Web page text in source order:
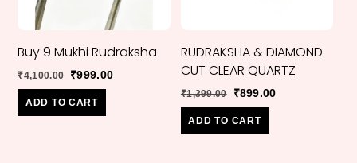
Buy 9 Mukhi Rudraksha
₹4,100.00
Original
price
was:
₹999.00Current
ADD TO CART
RUDRAKSHA & DIAMOND
CUT CLEAR QUARTZ
₹1,399.00
Original
price
was:
₹899.00Current
ADD TO CART